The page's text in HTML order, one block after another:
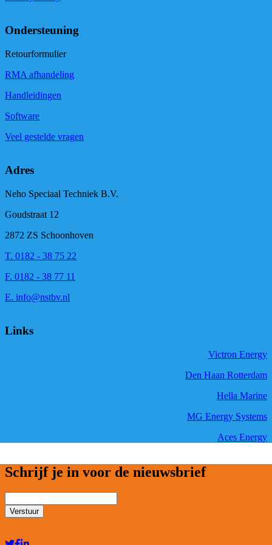
Ondersteuning
Retourformulier
RMA afhandeling
Handleidingen
Software
Veel gestelde vragen
Adres
Neho Speciaal Techniek B.V.
Goudstraat 12
2872 ZS Schoonhoven
T. 0182 - 38 75 22
F. 0182 - 38 77 11
E. info@nstbv.nl
Links
Victron Energy
Den Haan Rotterdam
Hella Marine
MG Energy Systems
Aces Energy
Schrijf je in voor de nieuwsbrief